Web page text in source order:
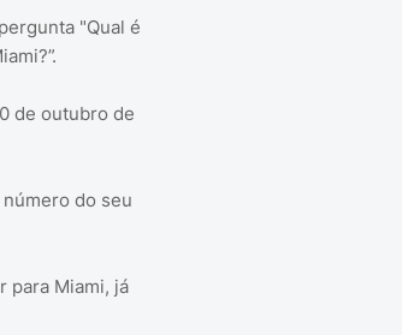
"Qual é
de outubro de
do seu
para Miami, já